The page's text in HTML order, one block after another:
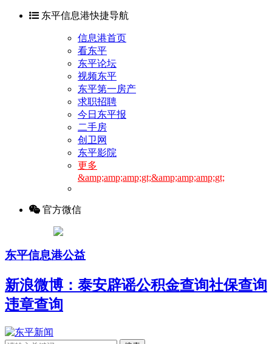
东平信息港快捷导航
信息港首页
看东平
东平论坛
视频东平
东平第一房产
求职招聘
今日东平报
二手房
创卫网
东平影院
更多
&amp;amp;amp;gt;&amp;amp;amp;gt;
官方微信
东平信息港公益
新浪微博：泰安辟谣公积金查询社保查询
违章查询